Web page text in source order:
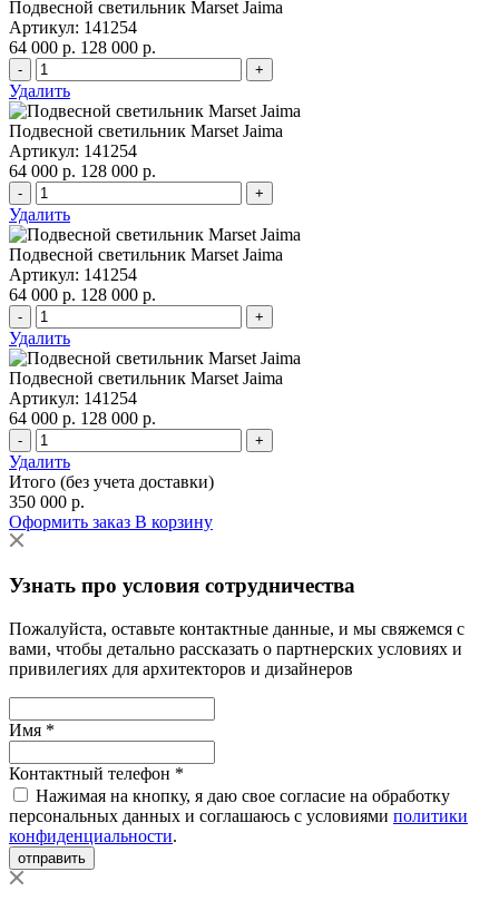
Подвесной светильник Marset Jaima
Артикул: 141254
64 000 р. 128 000 р.
- +
Удалить
Подвесной светильник Marset Jaima
Артикул: 141254
64 000 р. 128 000 р.
- +
Удалить
Подвесной светильник Marset Jaima
Артикул: 141254
64 000 р. 128 000 р.
- +
Удалить
Подвесной светильник Marset Jaima
Артикул: 141254
64 000 р. 128 000 р.
- +
Удалить
Итого (без учета доставки)
350 000 р.
Оформить заказ В корзину
Узнать про условия сотрудничества
Пожалуйста, оставьте контактные данные, и мы свяжемся с
вами, чтобы детально рассказать о партнерских условиях и
привилегиях для архитекторов и дизайнеров
Имя *
Контактный телефон *
Нажимая на кнопку, я даю свое согласие на обработку
персональных данных и соглашаюсь с условиями политики
конфиденциальности.
отправить